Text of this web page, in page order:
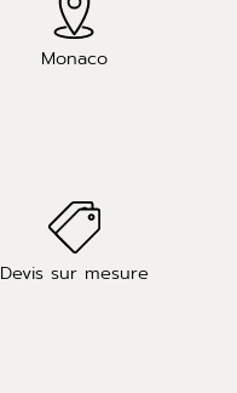
Monaco
Devis sur mesure